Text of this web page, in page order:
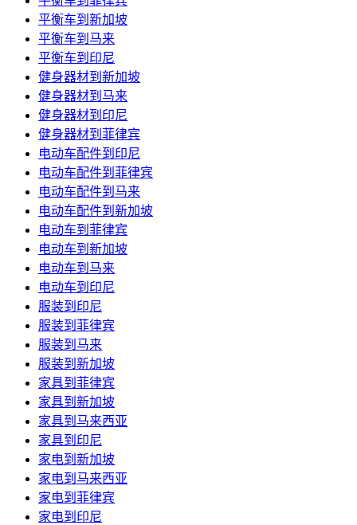
平衡车到新加坡
平衡车到马来
平衡车到印尼
健身器材到新加坡
健身器材到马来
健身器材到印尼
健身器材到菲律宾
电动车配件到印尼
电动车配件到菲律宾
电动车配件到马来
电动车配件到新加坡
电动车到菲律宾
电动车到新加坡
电动车到马来
电动车到印尼
服装到印尼
服装到菲律宾
服装到马来
服装到新加坡
家具到菲律宾
家具到新加坡
家具到马来西亚
家具到印尼
家电到新加坡
家电到马来西亚
家电到菲律宾
家电到印尼